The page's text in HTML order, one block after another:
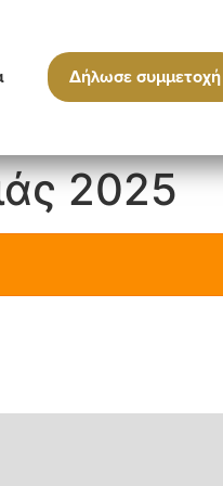
Δήλωσε συμμετοχή
2025